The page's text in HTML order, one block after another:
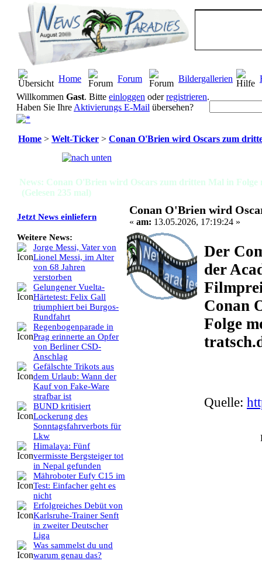
Home Forum Bildergallerien
Willkommen Gast. Bitte einloggen oderregistrieren.
Haben Sie Ihre Aktivierungs E-Mail übersehen?
Home > Welt-Ticker > Conan O'Brien wird Oscars zum
News: Conan O'Brien wird Oscars zum dritten Mal in Folge
(Gelesen 235 mal)
Jetzt News einliefern
Weitere News:
Jorge Messi, Vater von
Lionel Messi, im Alter
von 68 Jahren
verstorben
Gelungener Vuelta-
Härtetest: Felix Gall
triumphiert bei Burgos-
Rundfahrt
Regenbogenparade in
Prag erinnerte an Opfer
von Berliner CSD-
Anschlag
Gefälschte Trikots aus
dem Urlaub: Wann der
Kauf von Fake-Ware
strafbar ist
BUND kritisiert
Lockerung des
Sonntagsfahrverbots für
Lkw
Himalaya: Fünf
vermisste Bergsteiger tot
in Nepal gefunden
Mähroboter Eufy C15 im
Test: Einfacher geht es
nicht
Erfolgreiches Debüt von
Karlsruhe-Trainer Senft
in zweiter Deutscher
Liga
Was sammelst du und
warum genau das?
Conan O'Brien wird
« am: 13.05.2026, 17:19:24 »
Der
der
Conan
Folge
Quelle: